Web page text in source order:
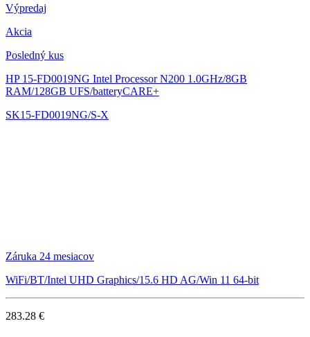
Výpredaj
Akcia
Posledný kus
HP 15-FD0019NG Intel Processor N200 1.0GHz/8GB
RAM/128GB UFS/batteryCARE+
SK15-FD0019NG/S-X
Záruka 24 mesiacov
WiFi/BT/Intel UHD Graphics/15.6 HD AG/Win 11 64-bit
283.28 €